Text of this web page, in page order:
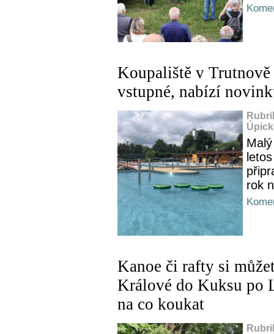
Koupaliště v
vstupné, nabízí
rok
Kanoe či rafty si
Králové do Kuksu po
na co koukat